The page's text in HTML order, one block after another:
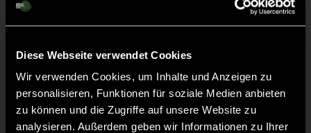
Diese Webseite verwendet Cookies
Wir verwenden Cookies, um Inhalte und Anzeigen zu
personalisieren, Funktionen für soziale Medien anbieten
zu können und die Zugriffe auf unsere Website zu
analysieren. Außerdem geben wir Informationen zu Ihrer
Spiel beendet
TOR 2:1, FELDTOR
10' ANPFIFF 2. Halbzeit